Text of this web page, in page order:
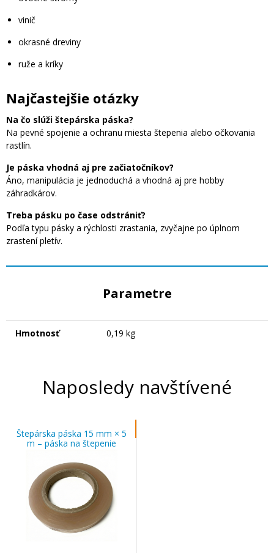
vinič
okrasné dreviny
ruže a kríky
Najčastejšie otázky
Na čo slúži štepárska páska?
Na pevné spojenie a ochranu miesta štepenia alebo očkovania
rastlín.
Je páska vhodná aj pre začiatočníkov?
Áno, manipulácia je jednoduchá a vhodná aj pre hobby
záhradkárov.
Treba pásku po čase odstrániť?
Podľa typu pásky a rýchlosti zrastania, zvyčajne po úplnom
zrastení pletív.
Parametre
Hmotnosť 0,19 kg
Naposledy navštívené
Štepárska páska 15 mm × 5
m – páska na štepenie